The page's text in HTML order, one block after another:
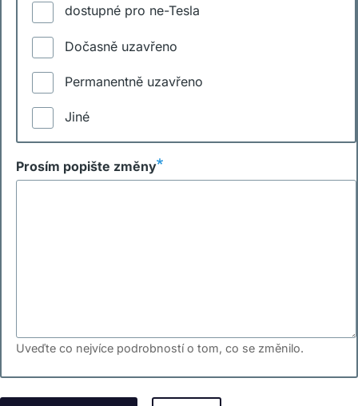
dostupné pro ne-Tesla
Dočasně uzavřeno
Permanentně uzavřeno
Jiné
Prosím popište změny
Uveďte co nejvíce podrobností o tom, co se změnilo.